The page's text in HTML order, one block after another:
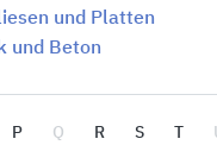
und Platten
und Beton
P Q R S